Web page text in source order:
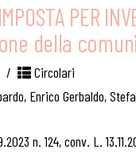
PER
della
Circolari
, Enrico Gerbaldo,
n. 124, conv. L.